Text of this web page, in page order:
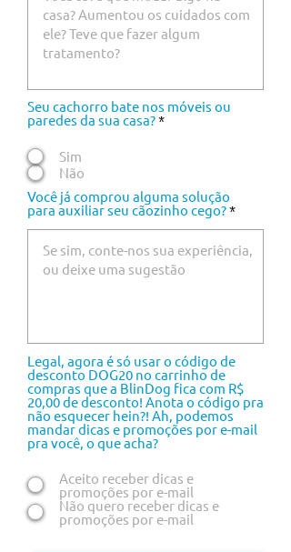
Seu cachorro bate nos móveis ou
paredes da sua casa?*
Sim
Não
Você já comprou alguma solução
para auxiliar seu cãozinho cego?
Legal, agora é só usar o código de
desconto DOG20 no carrinho de
compras que a BlinDog fica com R$
20,00 de desconto! Anota o código pra
não esquecer hein?! Ah, podemos
mandar dicas e promoções por e-mail
pra você, o que acha?
Aceito receber dicas e
promoções por e-mail
Não quero receber dicas e
promoções por e-mail